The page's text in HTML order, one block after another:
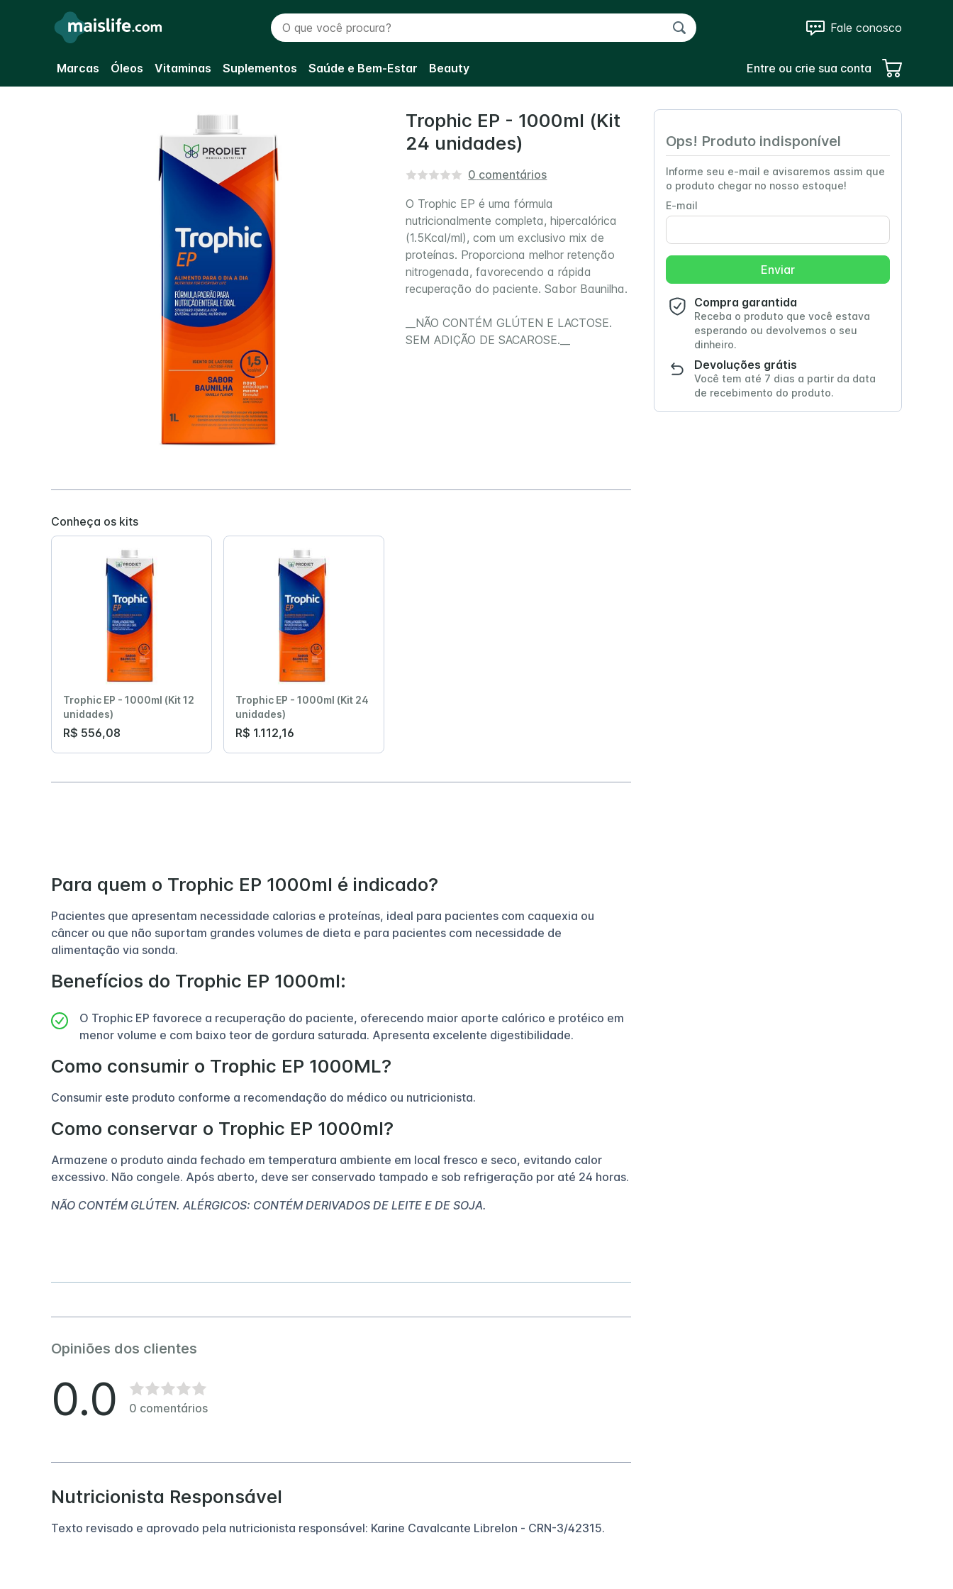
O que você procura? Fale conosco
Marcas Óleos Vitaminas Suplementos Saúde e Bem-Estar Beauty Entre ou crie sua conta
Trophic EP - 1000ml (Kit
24 unidades)
0 comentários
O Trophic EP é uma fórmula
nutricionalmente completa, hipercalórica
(1.5Kcal/ml), com um exclusivo mix de
proteínas. Proporciona melhor retenção
nitrogenada, favorecendo a rápida
recuperação do paciente. Sabor Baunilha.
__NÃO CONTÉM GLÚTEN E LACTOSE.
SEM ADIÇÃO DE SACAROSE.__
Conheça os kits
Trophic EP - 1000ml (Kit 12
unidades)
R$ 556,08
Trophic EP - 1000ml (Kit 24
unidades)
R$ 1.112,16
Para quem o Trophic EP 1000ml é indicado?
Pacientes que apresentam necessidade calorias e proteínas, ideal para pacientes com caquexia ou
câncer ou que não suportam grandes volumes de dieta e para pacientes com necessidade de
alimentação via sonda.
Benefícios do Trophic EP 1000ml:
O Trophic EP favorece a recuperação do paciente, oferecendo maior aporte calórico e protéico em
menor volume e com baixo teor de gordura saturada. Apresenta excelente digestibilidade.
Como consumir o Trophic EP 1000ML?
Consumir este produto conforme a recomendação do médico ou nutricionista.
Como conservar o Trophic EP 1000ml?
Armazene o produto ainda fechado em temperatura ambiente em local fresco e seco, evitando calor
excessivo. Não congele. Após aberto, deve ser conservado tampado e sob refrigeração por até 24 horas.
NÃO CONTÉM GLÚTEN. ALÉRGICOS: CONTÉM DERIVADOS DE LEITE E DE SOJA.
Opiniões dos clientes
0.0 0 comentários
Nutricionista Responsável
Texto revisado e aprovado pela nutricionista responsável: Karine Cavalcante Librelon - CRN-3/42315.
Ops! Produto indisponível
Informe seu e-mail e avisaremos assim que
o produto chegar no nosso estoque!
E-mail
Enviar
Compra garantida
Receba o produto que você estava
esperando ou devolvemos o seu
dinheiro.
Devoluções grátis
Você tem até 7 dias a partir da data
de recebimento do produto.